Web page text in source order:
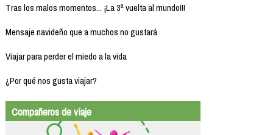
Tras los malos momentos... ¡La 3ª vuelta al mundo!!!
Mensaje navideño que a muchos no gustará
Viajar para perder el miedo a la vida
¿Por qué nos gusta viajar?
Compañeros de viaje